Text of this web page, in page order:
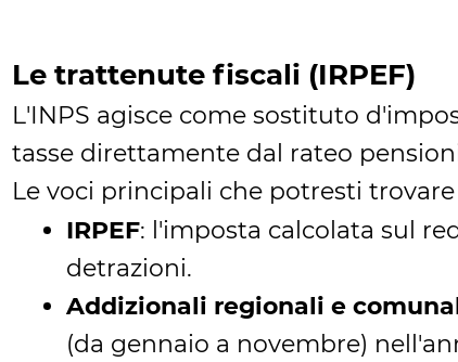
Le trattenute fiscali (IRPEF)
L'INPS agisce come sostituto
tasse direttamente dal rateo
Le voci principali che potresti
IRPEF: l'imposta calcolata sul
detrazioni.
Addizionali regionali e
(da gennaio a novembre)